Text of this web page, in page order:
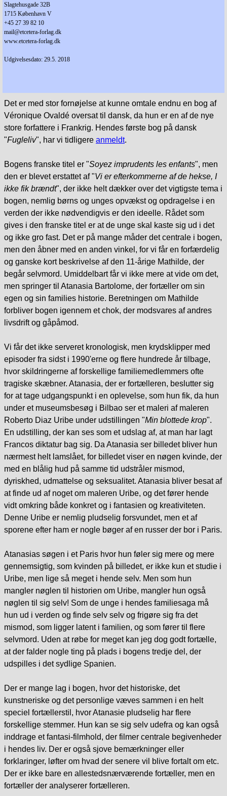
Slagtehusgade 32B
1715 København V
+45 27 39 82 10
mail@etcetera-forlag.dk
www.etcetera-forlag.dk
Udgivelsesdato: 29.5. 2018
Det er med stor fornøjelse at kunne omtale endnu en bog af
Véronique Ovaldé oversat til dansk, da hun er en af de nye
store forfattere i Frankrig. Hendes første bog på dansk
"Fugleliv", har vi tidligere anmeldt.
Bogens franske titel er "Soyez imprudents les enfants", men
den er blevet erstattet af "Vi er efterkommerne af de hekse, I
ikke fik brændt", der ikke helt dækker over det vigtigste tema i
bogen, nemlig børns og unges opvækst og opdragelse i en
verden der ikke nødvendigvis er den ideelle. Rådet som
gives i den franske titel er at de unge skal kaste sig ud i det
og ikke gro fast. Det er på mange måder det centrale i bogen,
men den åbner med en anden vinkel, for vi får en forfærdelig
og ganske kort beskrivelse af den 11-årige Mathilde, der
begår selvmord. Umiddelbart får vi ikke mere at vide om det,
men springer til Atanasia Bartolome, der fortæller om sin
egen og sin families historie. Beretningen om Mathilde
forbliver bogen igennem et chok, der modsvares af andres
livsdrift og gåpåmod.
Vi får det ikke serveret kronologisk, men krydsklipper med
episoder fra sidst i 1990'erne og flere hundrede år tilbage,
hvor skildringerne af forskellige familiemedlemmers ofte
tragiske skæbner. Atanasia, der er fortælleren, beslutter sig
for at tage udgangspunkt i en oplevelse, som hun fik, da hun
under et museumsbesøg i Bilbao ser et maleri af maleren
Roberto Diaz Uribe under udstillingen "Min blottede krop".
En udstilling, der kan ses som et udslag af, at man har lagt
Francos diktatur bag sig. Da Atanasia ser billedet bliver hun
nærmest helt lamslået, for billedet viser en nøgen kvinde, der
med en blålig hud på samme tid udstråler mismod,
dyriskhed, udmattelse og seksualitet. Atanasia bliver besat af
at finde ud af noget om maleren Uribe, og det fører hende
vidt omkring både konkret og i fantasien og kreativiteten.
Denne Uribe er nemlig pludselig forsvundet, men et af
sporene efter ham er nogle bøger af en russer der bor i Paris.
Atanasias søgen i et Paris hvor hun føler sig mere og mere
gennemsigtig, som kvinden på billedet, er ikke kun et studie i
Uribe, men lige så meget i hende selv. Men som hun
mangler nøglen til historien om Uribe, mangler hun også
nøglen til sig selv! Som de unge i hendes familiesaga må
hun ud i verden og finde selv selv og frigøre sig fra det
mismod, som ligger latent i familien, og som fører til flere
selvmord. Uden at røbe for meget kan jeg dog godt fortælle,
at der falder nogle ting på plads i bogens tredje del, der
udspilles i det sydlige Spanien.
Der er mange lag i bogen, hvor det historiske, det
kunstneriske og det personlige væves sammen i en helt
speciel fortællerstil, hvor Atanasie pludselig har flere
forskellige stemmer. Hun kan se sig selv udefra og kan også
inddrage et fantasi-filmhold, der filmer centrale begivenheder
i hendes liv. Der er også sjove bemærkninger eller
forklaringer, løfter om hvad der senere vil blive fortalt om etc.
Der er ikke bare en allestedsnærværende fortæller, men en
fortæller der analyserer fortælleren.